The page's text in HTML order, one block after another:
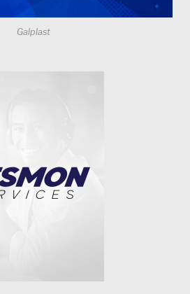
Galplast